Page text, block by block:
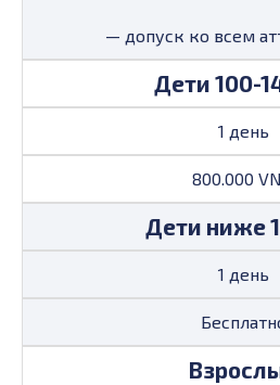
— допуск ко всем
Дети 100-
1 день
800.000
Дети ниже
1 день